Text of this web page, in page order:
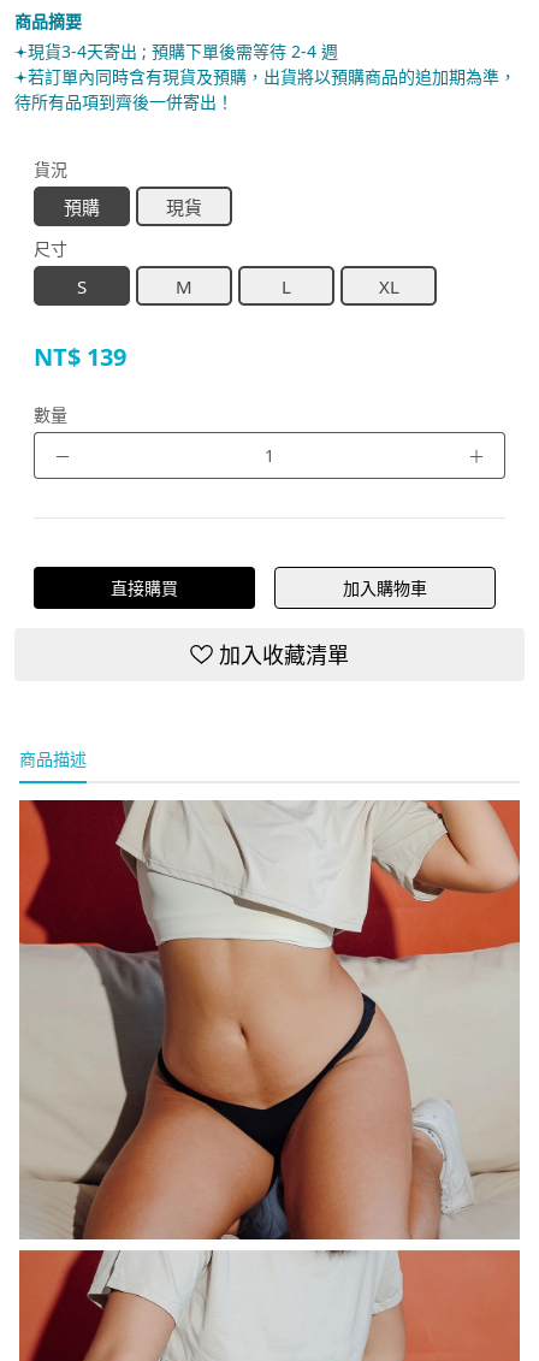
商品摘要
𖥔現貨3-4天寄出 ; 預購下單後需等待 2-4 週
𖥔若訂單內同時含有現貨及預購，出貨將以預購商品的追加期為準，
待所有品項到齊後一併寄出！
貨況
預購 現貨
尺寸
S M L XL
NT$ 139
數量
－
＋
直接購買 加入購物車
加入收藏清單
商品描述